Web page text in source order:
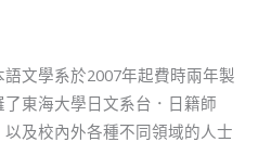
語文學系於2007年起費時兩年製
東海大學日文系台．日籍師
及校內外各種不同領域的人士